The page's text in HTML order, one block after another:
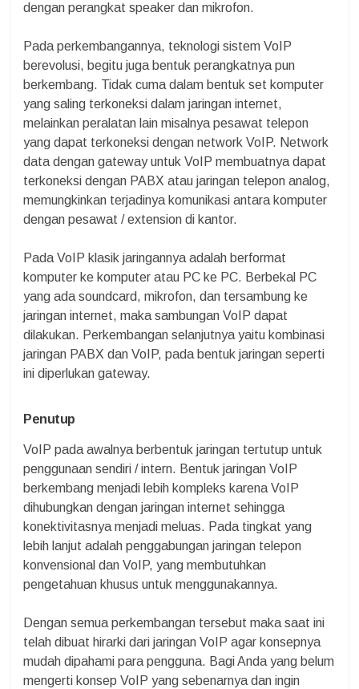
dengan perangkat speaker dan mikrofon.
Pada perkembangannya, teknologi sistem VoIP
berevolusi, begitu juga bentuk perangkatnya pun
berkembang. Tidak cuma dalam bentuk set komputer
yang saling terkoneksi dalam jaringan internet,
melainkan peralatan lain misalnya pesawat telepon
yang dapat terkoneksi dengan network VoIP. Network
data dengan gateway untuk VoIP membuatnya dapat
terkoneksi dengan PABX atau jaringan telepon analog,
memungkinkan terjadinya komunikasi antara komputer
dengan pesawat / extension di kantor.
Pada VoIP klasik jaringannya adalah berformat
komputer ke komputer atau PC ke PC. Berbekal PC
yang ada soundcard, mikrofon, dan tersambung ke
jaringan internet, maka sambungan VoIP dapat
dilakukan. Perkembangan selanjutnya yaitu kombinasi
jaringan PABX dan VoIP, pada bentuk jaringan seperti
ini diperlukan gateway.
Penutup
VoIP pada awalnya berbentuk jaringan tertutup untuk
penggunaan sendiri / intern. Bentuk jaringan VoIP
berkembang menjadi lebih kompleks karena VoIP
dihubungkan dengan jaringan internet sehingga
konektivitasnya menjadi meluas. Pada tingkat yang
lebih lanjut adalah penggabungan jaringan telepon
konvensional dan VoIP, yang membutuhkan
pengetahuan khusus untuk menggunakannya.
Dengan semua perkembangan tersebut maka saat ini
telah dibuat hirarki dari jaringan VoIP agar konsepnya
mudah dipahami para pengguna. Bagi Anda yang belum
mengerti konsep VoIP yang sebenarnya dan ingin